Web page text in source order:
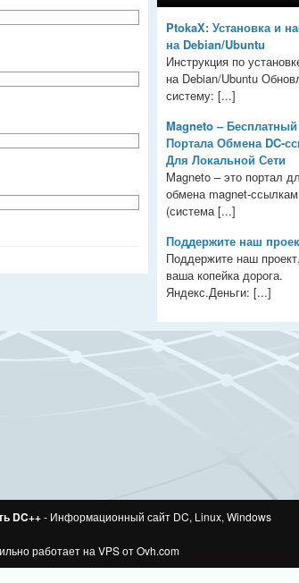
PtokaX: Установка и
на Debian/Ubuntu
Инструкция по
на Debian/Ubuntu
систему: [...]
Magneto –
Портала Обмена DC-
Для Локальной Сети
Magneto – это портал
обмена magnet-
(система [...]
Поддержите наш
Поддержите наш
ваша копейка дорога.
Яндекс.Деньги: [...]
DC++- Информационный сайт DC, Linux, Windows
работает на VPS отOvh.com